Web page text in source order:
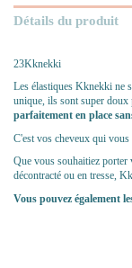
Détails du produit
23Kknekki
Les élastiques Kknekki ne
unique, ils sont super doux
parfaitement en place
C'est vos cheveux qui
Que vous souhaitiez porter
décontracté ou en tresse,
Vous pouvez également